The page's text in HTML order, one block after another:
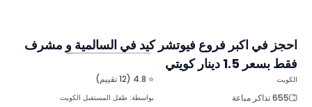
احجز في اكبر فروع فيوتشر كيد في السالمية و مشرف
فقط بسعر 1.5 دينار كويتي
⭐ 4.8 (12 تقييم)
655 تذاكر مباعة
بواسطة: طفل المستقبل الكويت
الكويت